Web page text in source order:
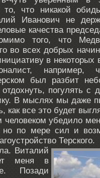
что никакой
Иванович не
качества
того, что
во всех добрых
в некоторых
был разбит
погулять с
В мыслях мы даже
как все это будет
убедило
но по мере сил и
Терского.
Виталий
меня в
Позади